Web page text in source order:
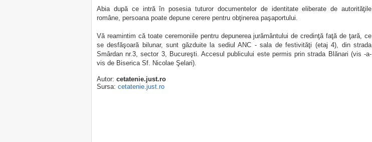
Abia după ce intră în posesia tuturor documentelor de identitate eliberate de autorităţile
române, persoana poate depune cerere pentru obţinerea paşaportului.
Vă reamintim că toate ceremoniile pentru depunerea jurământului de credinţă faţă de ţară, ce
se desfăşoară bilunar, sunt găzduite la sediul ANC - sala de festivităţi (etaj 4), din strada
Smârdan nr.3, sector 3, Bucureşti. Accesul publicului este permis prin strada Blănari (vis -a-
vis de Biserica Sf. Nicolae Şelari).
Autor: cetatenie.just.ro
Sursa: cetatenie.just.ro